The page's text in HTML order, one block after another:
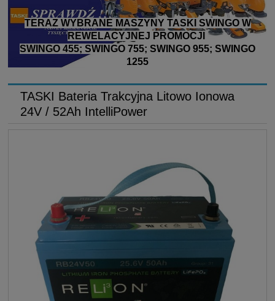
TERAZ WYBRANE MASZYNY TASKI SWINGO W
REWELACYJNEJ PROMOCJI
SWINGO 455; SWINGO 755; SWINGO 955; SWINGO
1255
TASKI Bateria Trakcyjna Litowo Ionowa
24V / 52Ah IntelliPower